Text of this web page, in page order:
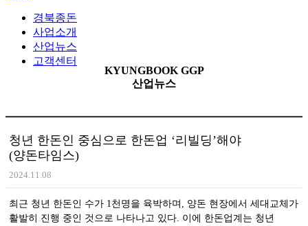
경북종돈
사업소개
산업뉴스
고객센터
KYUNGBOOK GGP
산업뉴스
청년 한돈인 중심으로 한돈업 ‘리빌딩’해야
(양돈타임스)
2024.11.08
최근 청년 한돈인 수가 1천명을 육박하며, 양돈 현장에서 세대교체가
활발히 진행 중인 것으로 나타나고 있다. 이에 한돈업계는 청년